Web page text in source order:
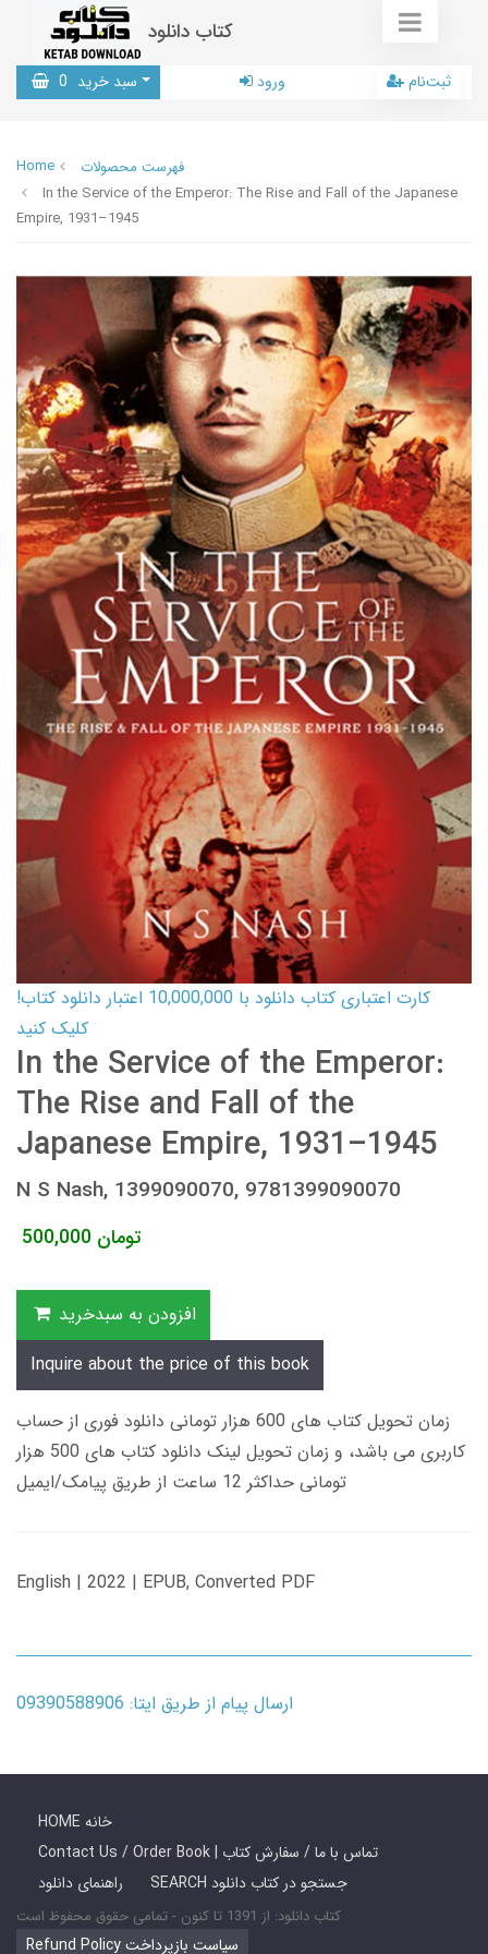
کتاب دانلود
سبد خرید 0 ورود ثبت‌نام
Home
فهرست محصولات
In the Service of the Emperor: The Rise and Fall of the Japanese
Empire, 1931–1945
کارت اعتباری کتاب دانلود با 10,000,000 اعتبار دانلود کتاب!
کلیک کنید
In the Service of the Emperor:
The Rise and Fall of the
Japanese Empire, 1931–1945
N S Nash, 1399090070, 9781399090070
500,000 تومان
افزودن به سبدخرید
Inquire about the price of this book
زمان تحویل کتاب های 600 هزار تومانی دانلود فوری از حساب
کاربری می باشد، و زمان تحویل لینک دانلود کتاب های 500 هزار
تومانی حداکثر 12 ساعت از طریق پیامک/ایمیل
English | 2022 | EPUB, Converted PDF
ارسال پیام از طریق ایتا: 09390588906
HOME خانه
Contact Us / Order Book | تماس با ما / سفارش کتاب
راهنمای دانلود
SEARCH جستجو در کتاب دانلود
کتاب دانلود: از 1391 تا کنون - تمامی حقوق محفوظ است
Refund Policy سیاست بازپرداخت